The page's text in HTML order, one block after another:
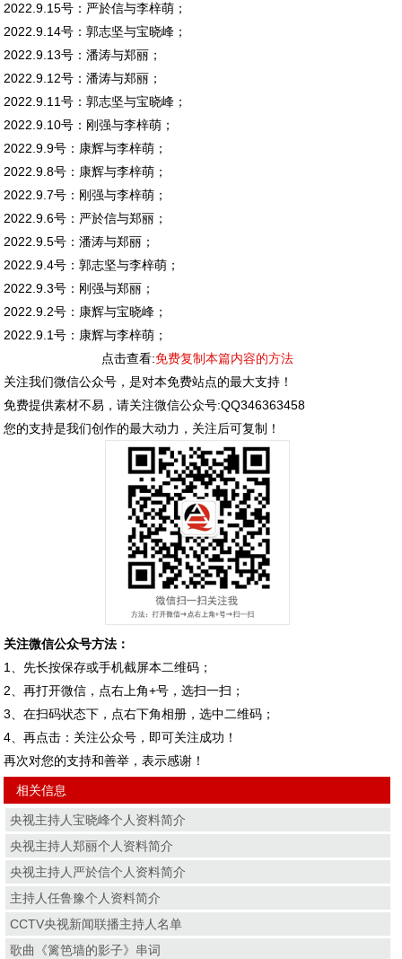
2022.9.15号：严於信与李梓萌；
2022.9.14号：郭志坚与宝晓峰；
2022.9.13号：潘涛与郑丽；
2022.9.12号：潘涛与郑丽；
2022.9.11号：郭志坚与宝晓峰；
2022.9.10号：刚强与李梓萌；
2022.9.9号：康辉与李梓萌；
2022.9.8号：康辉与李梓萌；
2022.9.7号：刚强与李梓萌；
2022.9.6号：严於信与郑丽；
2022.9.5号：潘涛与郑丽；
2022.9.4号：郭志坚与李梓萌；
2022.9.3号：刚强与郑丽；
2022.9.2号：康辉与宝晓峰；
2022.9.1号：康辉与李梓萌；
点击查看:免费复制本篇内容的方法
关注我们微信公众号，是对本免费站点的最大支持！
免费提供素材不易，请关注微信公众号:QQ346363458
您的支持是我们创作的最大动力，关注后可复制！
关注微信公众号方法：
1、先长按保存或手机截屏本二维码；
2、再打开微信，点右上角+号，选扫一扫；
3、在扫码状态下，点右下角相册，选中二维码；
4、再点击：关注公众号，即可关注成功！
再次对您的支持和善举，表示感谢！
相关信息
央视主持人宝晓峰个人资料简介
央视主持人郑丽个人资料简介
央视主持人严於信个人资料简介
主持人任鲁豫个人资料简介
CCTV央视新闻联播主持人名单
歌曲《篱笆墙的影子》串词